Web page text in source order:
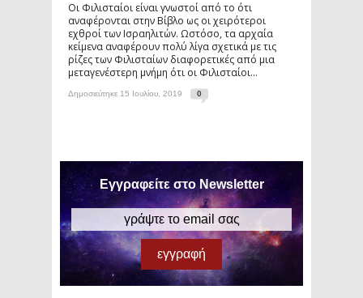
Οι Φιλισταίοι είναι γνωστοί από το ότι
αναφέρονται στην Βίβλο ως οι χειρότεροι
εχθροί των Ισραηλιτών. Ωστόσο, τα αρχαία
κείμενα αναφέρουν πολύ λίγα σχετικά με τις
ρίζες των Φιλισταίων διαφορετικές από μια
μεταγενέστερη μνήμη ότι οι Φιλισταίοι...
Δημοσιεύτηκε 15 Ιουλίου, 2019 0
Εγγραφείτε στο Newsletter